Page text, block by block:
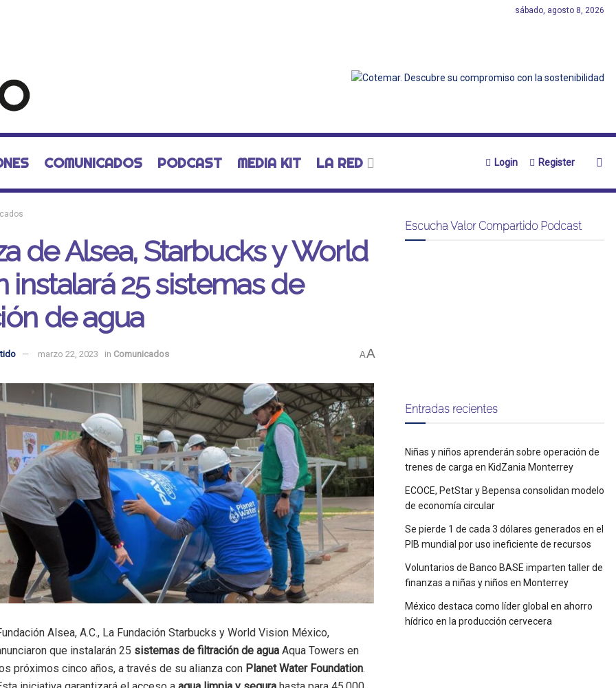
sábado, agosto 8, 2026
COMUNICADOS PODCAST MEDIA KIT LA RED Login Register
de Alsea, Starbucks y World
instalará 25 sistemas de
de agua
marzo 22, 2023 in Comunicados AA
Alsea, A.C., La Fundación Starbucks y World Vision México,
que instalarán 25 sistemas de filtración de agua Aqua Towers en
próximos cinco años, a través de su alianza con Planet Water Foundation.
Escucha Valor Compartido Podcast
Entradas recientes
Niñas y niños aprenderán sobre operación de
trenes de carga en KidZania Monterrey
ECOCE, PetStar y Bepensa consolidan modelo
de economía circular
Se pierde 1 de cada 3 dólares generados en el
PIB mundial por uso ineficiente de recursos
Voluntarios de Banco BASE imparten taller de
finanzas a niñas y niños en Monterrey
México destaca como líder global en ahorro
hídrico en la producción cervecera